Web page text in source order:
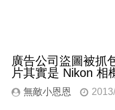
廣告公司盜圖被抓
片其實是 Nikon 相
無敵小恩恩